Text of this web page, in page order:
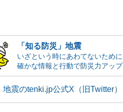
「知る防災」地震
いざという時にあわてないために
確かな情報と行動で防災力アップ
地震のtenki.jp公式X（旧Twitter）